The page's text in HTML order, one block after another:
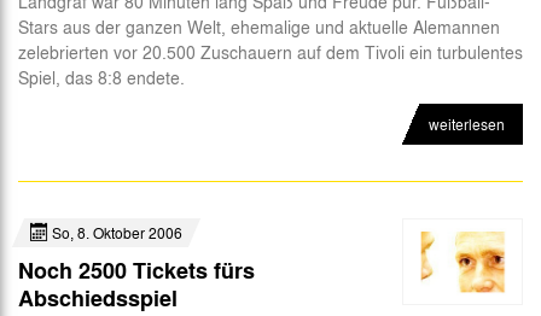
Stars aus der ganzen Welt, ehemalige und aktuelle Alemannen
zelebrierten vor 20.500 Zuschauern auf dem Tivoli ein turbulentes
Spiel, das 8:8 endete.
weiterlesen
So, 8. Oktober 2006
Noch 2500 Tickets fürs
Abschiedsspiel